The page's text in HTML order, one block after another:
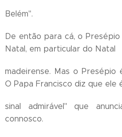
Belém".
De então para cá, o
Natal, em particular do Natal
madeirense. Mas o Presépio
O Papa Francisco diz que ele
sinal admirável" que
connosco.